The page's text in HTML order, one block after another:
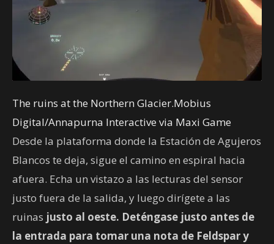
The ruins at the Northern Glacier.Mobius
Digital/Annapurna Interactive via Maxi Game
Desde la plataforma donde la Estación de Agujeros
Blancos te deja, sigue el camino en espiral hacia
afuera. Echa un vistazo a las lecturas del sensor
justo fuera de la salida, y luego dirígete a las
ruinas justo al oeste. Deténgase justo antes de
la entrada para tomar una nota de Feldspar y